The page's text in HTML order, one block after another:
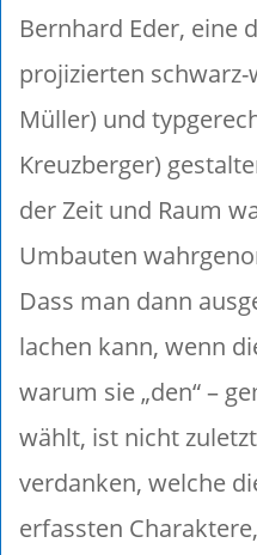
Bernhard Eder, eine
projizierten
Müller) und
Kreuzberger)
der Zeit und Raum
Umbauten
Dass man dann
lachen kann, wenn
warum sie „den“ –
wählt, ist nicht
verdanken, welche
erfassten